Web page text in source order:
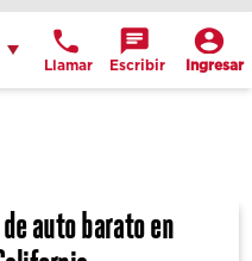
Directions
Llamar Escribir Ingresar
auto barato en